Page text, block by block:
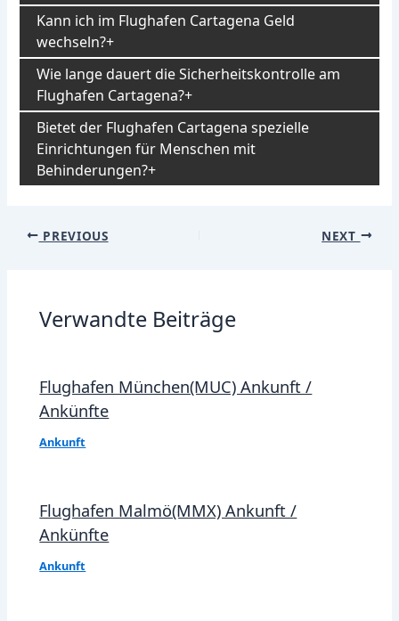
Kann ich im Flughafen Cartagena Geld
wechseln?
Wie lange dauert die Sicherheitskontrolle am
Flughafen Cartagena?
Bietet der Flughafen Cartagena spezielle
Einrichtungen für Menschen mit
Behinderungen?
Post
PREVIOUS NEXT
Verwandte Beiträge
Flughafen München(MUC) Ankunft /
Ankünfte
Ankunft
Flughafen Malmö(MMX) Ankunft /
Ankünfte
Ankunft